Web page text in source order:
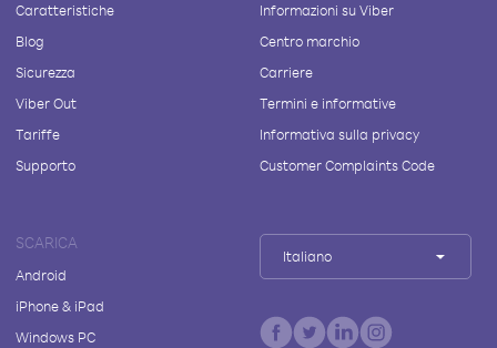
Caratteristiche
Blog
Sicurezza
Viber Out
Tariffe
Supporto
Informazioni su Viber
Centro marchio
Carriere
Termini e informative
Informativa sulla privacy
Customer Complaints Code
SCARICA
Android
iPhone & iPad
Windows PC
Italiano